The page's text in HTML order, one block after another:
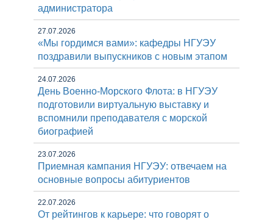
администратора
27.07.2026
«Мы гордимся вами»: кафедры НГУЭУ
поздравили выпускников с новым этапом
24.07.2026
День Военно-Морского Флота: в НГУЭУ
подготовили виртуальную выставку и
вспомнили преподавателя с морской
биографией
23.07.2026
Приемная кампания НГУЭУ: отвечаем на
основные вопросы абитуриентов
22.07.2026
От рейтингов к карьере: что говорят о